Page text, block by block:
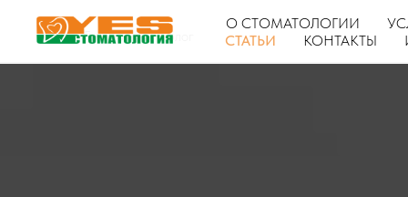
О СТОМАТОЛОГИИ
СТАТЬИ
КОНТАКТЫ
Главная → Блог